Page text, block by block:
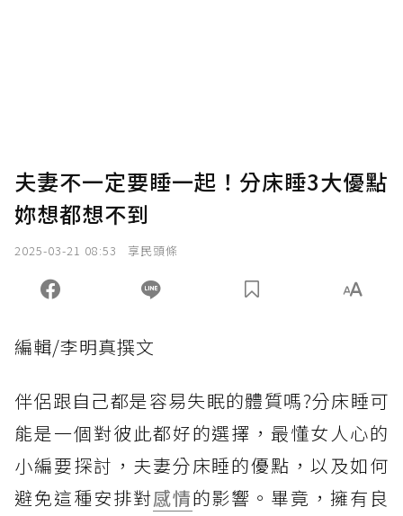
夫妻不一定要睡一起！分床睡3大優點
妳想都想不到
2025-03-21 08:53 享民頭條
編輯/李明真撰文
伴侶跟自己都是容易失眠的體質嗎?分床睡可
能是一個對彼此都好的選擇，最懂女人心的
小編要探討，夫妻分床睡的優點，以及如何
避免這種安排對感情的影響。畢竟，擁有良